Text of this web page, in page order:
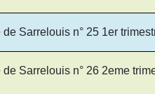
Sarrelouis n° 25 1er
Sarrelouis n° 26 2eme